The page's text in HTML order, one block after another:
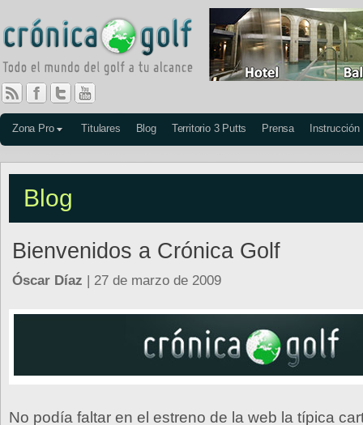
Zona Pro Titulares Blog Territorio 3 Putts Prensa Instrucción
Blog
Bienvenidos a Crónica Golf
Óscar Díaz | 27 de marzo de 2009
No podía faltar en el estreno de la web la típica